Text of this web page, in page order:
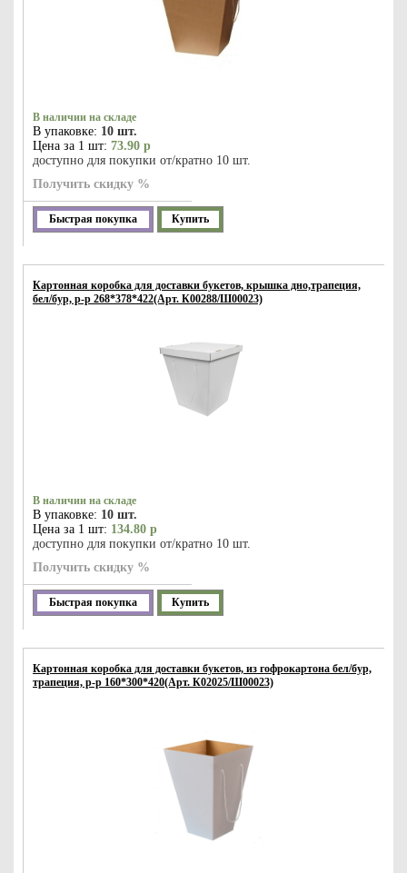
В наличии на складе
В упаковке: 10 шт.
Цена за 1 шт: 73.90 р
доступно для покупки от/кратно 10 шт.
Получить скидку %
Быстрая покупка Купить
Картонная коробка для доставки букетов, крышка дно,трапеция,
бел/бур, р-р 268*378*422(Арт. К00288/Ш00023)
В наличии на складе
В упаковке: 10 шт.
Цена за 1 шт: 134.80 р
доступно для покупки от/кратно 10 шт.
Получить скидку %
Быстрая покупка Купить
Картонная коробка для доставки букетов, из гофрокартона бел/бур,
трапеция, р-р 160*300*420(Арт. К02025/Ш00023)